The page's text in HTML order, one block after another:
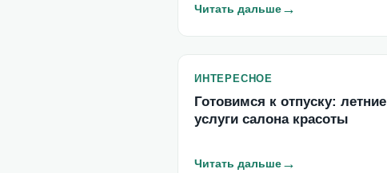
Читать дальше→
ИНТЕРЕСНОЕ
Готовимся к отпуску: летние
услуги салона красоты
Читать дальше→